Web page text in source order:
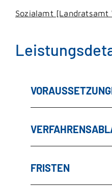
Sozialamt [Landratsamt
FRISTEN